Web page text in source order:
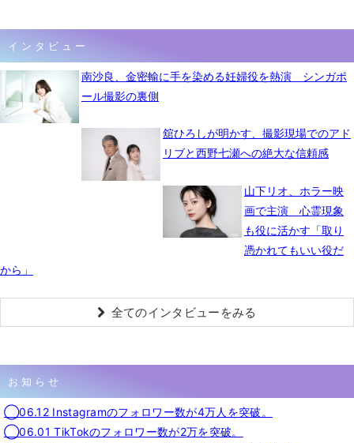
インタビュー
南沙良、金密輸に手を染める妊婦役を熱演 シンガポ
ール撮影の裏側
舘ひろしが明かす、撮影現場でのアド
リブと西野七瀬への絶大な信頼感
山下リオ、ホラー映
画で主演 心霊現象
も役に活かす「取り
憑かれてもいい役だ
から」
全てのインタビューをみる
お知らせ
◯06.12 Instagramのフォロワー数が4万人を突破。
◯06.01 TikTokのフォロワー数が2万を突破。